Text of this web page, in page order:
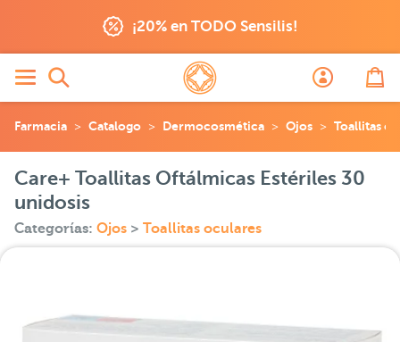
¡20% en TODO Sensilis!
Farmacia Catalogo Dermocosmética Ojos Toallitas
Care+ Toallitas Oftálmicas Estériles 30
unidosis
Categorías: Ojos > Toallitas oculares